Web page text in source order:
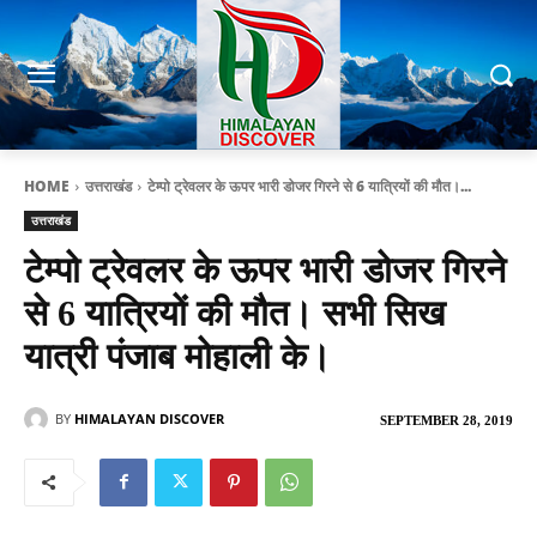
HOME उत्तराखंड टेम्पो ट्रेवलर के ऊपर भारी डोजर गिरने से 6 यात्रियों की मौत।...
उत्तराखंड
टेम्पो ट्रेवलर के ऊपर भारी डोजर गिरने
से 6 यात्रियों की मौत। सभी सिख
यात्री पंजाब मोहाली के।
SEPTEMBER 28, 2019
BY HIMALAYAN DISCOVER